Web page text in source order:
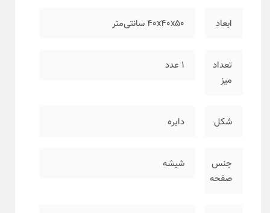
ابعاد ۴۰x40x50 سانتی‌متر
تعداد
میز
۱ عدد
شکل دایره
جنس
صفحه
شیشه